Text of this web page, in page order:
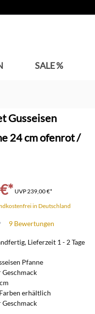
SALE %
Gusseisen
24 cm ofenrot /
UVP239,00 €*
in Deutschland
9 Bewertungen
Lieferzeit 1 - 2 Tage
Pfanne
erhältlich